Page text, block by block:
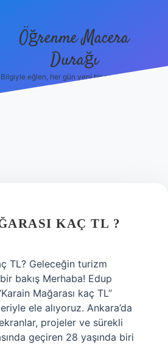
Öğrenme Macera
Durağı
Bilgiyle eğlen, her gün yeni bir şeyler öğren!
KAÇ TL ?
TL? Geleceğin turizm
bakış Merhaba! Edup
Mağarası kaç TL”
ele alıyoruz. Ankara’da
projeler ve sürekli
geçiren 28 yaşında biri